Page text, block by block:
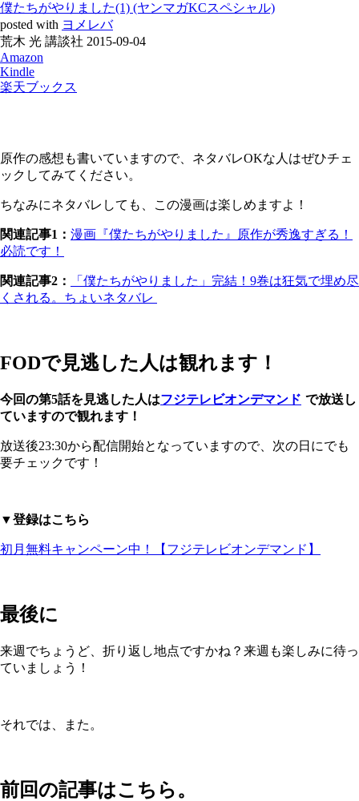
僕たちがやりました(1) (ヤンマガKCスペシャル)
posted with ヨメレバ
荒木 光 講談社 2015-09-04
Amazon
Kindle
楽天ブックス
原作の感想も書いていますので、ネタバレOKな人はぜひチェ
ックしてみてください。
ちなみにネタバレしても、この漫画は楽しめますよ！
関連記事1： 漫画『僕たちがやりました』原作が秀逸すぎる！
必読です！
関連記事2：
「僕たちがやりました」完結！9巻は狂気で埋め尽
くされる。ちょいネタバレ
FODで見逃した人は観れます！
今回の第5話を見逃した人はフジテレビオンデマンド で放送し
ていますので観れます！
放送後23:30から配信開始となっていますので、次の日にでも
要チェックです！
▼登録はこちら
初月無料キャンペーン中！【フジテレビオンデマンド】
最後に
来週でちょうど、折り返し地点ですかね？来週も楽しみに待っ
ていましょう！
それでは、また。
前回の記事はこちら。